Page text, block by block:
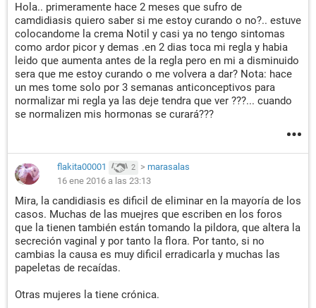
Hola.. primeramente hace 2 meses que sufro de
camdidiasis quiero saber si me estoy curando o no?.. estuve
colocandome la crema Notil y casi ya no tengo sintomas
como ardor picor y demas .en 2 dias toca mi regla y habia
leido que aumenta antes de la regla pero en mi a disminuido
sera que me estoy curando o me volvera a dar? Nota: hace
un mes tome solo por 3 semanas anticonceptivos para
normalizar mi regla ya las deje tendra que ver ???... cuando
se normalizen mis hormonas se curará???
flakita00001 2 > marasalas
16 ene 2016 a las 23:13
Mira, la candidiasis es dificil de eliminar en la mayoría de los
casos. Muchas de las muejres que escriben en los foros
que la tienen también están tomando la pildora, que altera la
secreción vaginal y por tanto la flora. Por tanto, si no
cambias la causa es muy dificil erradicarla y muchas las
papeletas de recaídas.
Otras mujeres la tiene crónica.